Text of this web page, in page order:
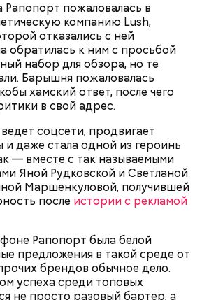
Рапопорт пожаловалась в
компанию Lush,
отказались с ней
обратилась к ним с просьбой
набор для обзора, но те
Барышня пожаловалась
хамский ответ, после чего
в свой адрес.
соцсети, продвигает
даже стала одной из героинь
— вместе с так называемыми
Яной Рудковской и Светланой
Маршенкуловой, получившей
после истории с рекламой
фоне Рапопорт была белой
предложения в такой среде от
брендов обычное дело.
успеха среди топовых
не просто разовый бартер, а
считается
а также
подростков. Многие мамы
на прогулку, прося святого
за ними, сберечь от разных
Кроме того, святому
вразумлении своих детей,
паломнические
мощам Святителя
в Италии. 19 декабря
Зимний, а 22 мая Никола вешний
установлен в память об
от кожицы. Нарезать
предварительно удалив
кабачки обвалять в муке и
нормы). Зеленый лук
Томаты «Без заморочек», аджика
и лечо: топ-8 проверенных
рецептов закруток на зиму